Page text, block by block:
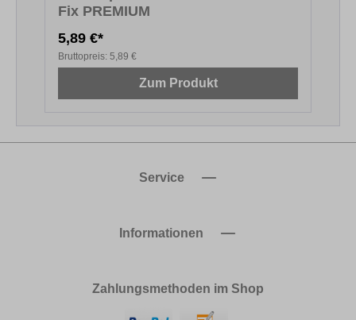
Fix PREMIUM
5,89 €*
Bruttopreis: 5,89 €
Zum Produkt
Service
Informationen
Zahlungsmethoden im Shop